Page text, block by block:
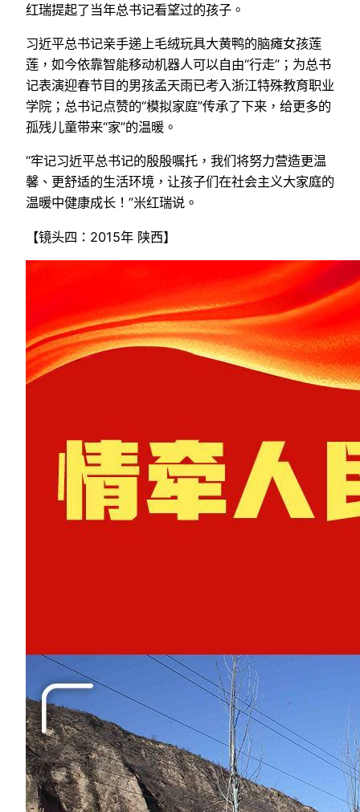
红瑞提起了当年总书记看望过的孩子。
习近平总书记亲手递上毛绒玩具大黄鸭的脑瘫女孩莲
莲，如今依靠智能移动机器人可以自由“行走”；为总书
记表演迎春节目的男孩孟天雨已考入浙江特殊教育职业
学院；总书记点赞的“模拟家庭”传承了下来，给更多的
孤残儿童带来“家”的温暖。
“牢记习近平总书记的殷殷嘱托，我们将努力营造更温
馨、更舒适的生活环境，让孩子们在社会主义大家庭的
温暖中健康成长！”米红瑞说。
【镜头四：2015年 陕西】